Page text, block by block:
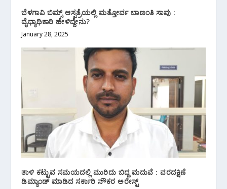
ಬೆಳಗಾವಿ ಬಿಮ್ಸ್ ಆಸ್ಪತ್ರೆಯಲ್ಲಿ ಮತ್ತೋರ್ವ ಬಾಣಂತಿ ಸಾವು :
ವೈಧ್ಯಾಧಿಕಾರಿ ಹೇಳಿದ್ದೇನು?
January 28, 2025
ತಾಳಿ ಕಟ್ಟುವ ಸಮಯದಲ್ಲಿ ‌ಮುರಿದು ಬಿದ್ದ ಮದುವೆ : ವರದಕ್ಷಿಣೆ
ಡಿಮ್ಯಾಂಡ್ ಮಾಡಿದ ಸರ್ಕಾರಿ ನೌಕರ ಅರೇಸ್ಟ್